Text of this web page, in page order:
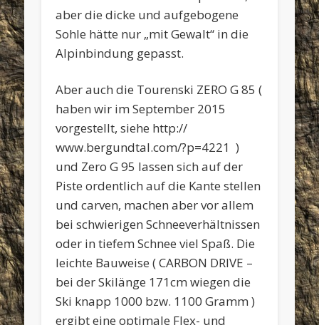
aber die dicke und aufgebogene
Sohle hätte nur „mit Gewalt“ in die
Alpinbindung gepasst.
Aber auch die Tourenski ZERO G 85 (
haben wir im September 2015
vorgestellt, siehe http://
www.bergundtal.com/?p=4221 )
und Zero G 95 lassen sich auf der
Piste ordentlich auf die Kante stellen
und carven, machen aber vor allem
bei schwierigen Schneeverhältnissen
oder in tiefem Schnee viel Spaß. Die
leichte Bauweise ( CARBON DRIVE –
bei der Skilänge 171cm wiegen die
Ski knapp 1000 bzw. 1100 Gramm )
ergibt eine optimale Flex- und